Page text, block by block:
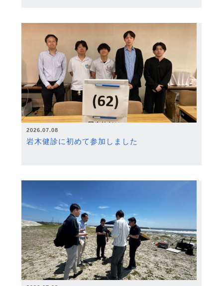
2026.07.08
岩木健診に初めて参加しました